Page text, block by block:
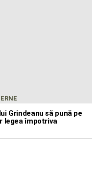
Grindeanu să pună pe
legea împotriva